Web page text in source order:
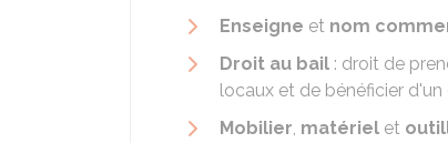
Enseigne et nom
Droit au bail : droit de
locaux et de bénéficier
Mobilier, matériel et